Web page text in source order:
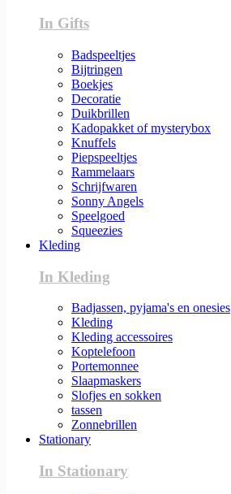
In Gifts
Badspeeltjes
Bijtringen
Boekjes
Decoratie
Duikbrillen
Kadopakket of mysterybox
Knuffels
Piepspeeltjes
Rammelaars
Schrijfwaren
Sonny Angels
Speelgoed
Squeezies
Kleding
In Kleding
Badjassen, pyjama's en onesies
Kleding
Kleding accessoires
Koptelefoon
Portemonnee
Slaapmaskers
Slofjes en sokken
tassen
Zonnebrillen
Stationary
In Stationary